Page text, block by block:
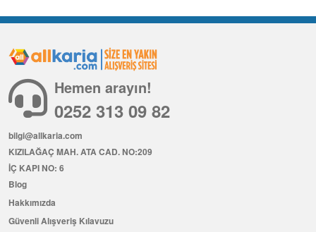
Hemen arayın!
0252 313 09 82
bilgi@allkaria.com
KIZILAĞAÇ MAH. ATA CAD. NO:209
İÇ KAPI NO: 6
Blog
Hakkımızda
Güvenli Alışveriş Kılavuzu